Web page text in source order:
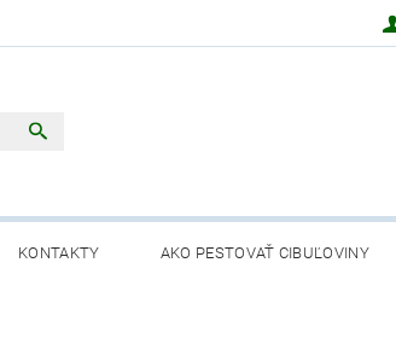
KONTAKTY AKO PESTOVAŤ CIBUĽOVINY